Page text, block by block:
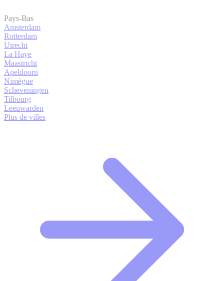
Pays-Bas
Amsterdam
Rotterdam
Utrecht
La Haye
Maastricht
Apeldoorn
Nimègue
Scheveningen
Tilbourg
Leeuwarden
Plus de villes